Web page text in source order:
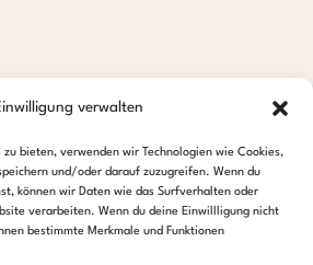
verwalten
bieten, verwenden wir Technologien wie Cookies,
und/oder darauf zuzugreifen. Wenn du
können wir Daten wie das Surfverhalten oder
verarbeiten. Wenn du deine Einwillligung nicht
bestimmte Merkmale und Funktionen